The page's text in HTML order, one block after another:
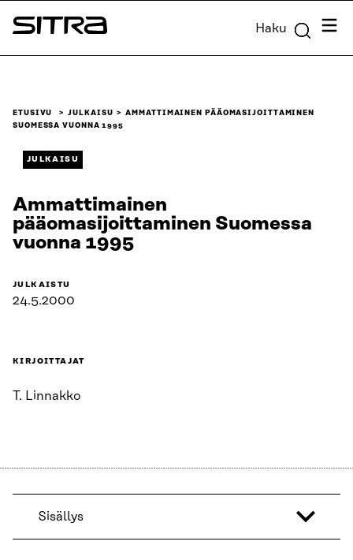
Siirry
suoraan
Sitra Haku
ETUSIVU JULKAISU
AMMATTIMAINEN PÄÄOMASIJOITTAMINEN
SUOMESSA VUONNA 1995
JULKAISU
Ammattimainen
pääomasijoittaminen Suomessa
vuonna 1995
JULKAISTU
24.5.2000
KIRJOITTAJAT
T. Linnakko
Sisällys